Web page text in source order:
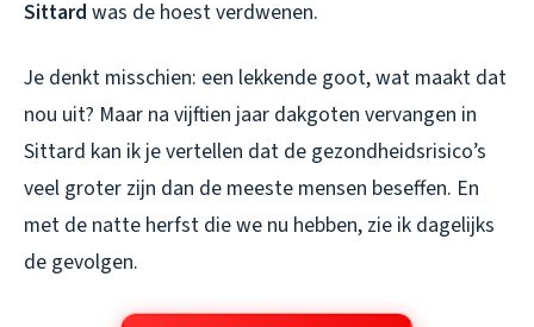
Sittard was de hoest verdwenen.
Je denkt misschien: een lekkende goot, wat maakt dat
nou uit? Maar na vijftien jaar dakgoten vervangen in
Sittard kan ik je vertellen dat de gezondheidsrisico’s
veel groter zijn dan de meeste mensen beseffen. En
met de natte herfst die we nu hebben, zie ik dagelijks
de gevolgen.